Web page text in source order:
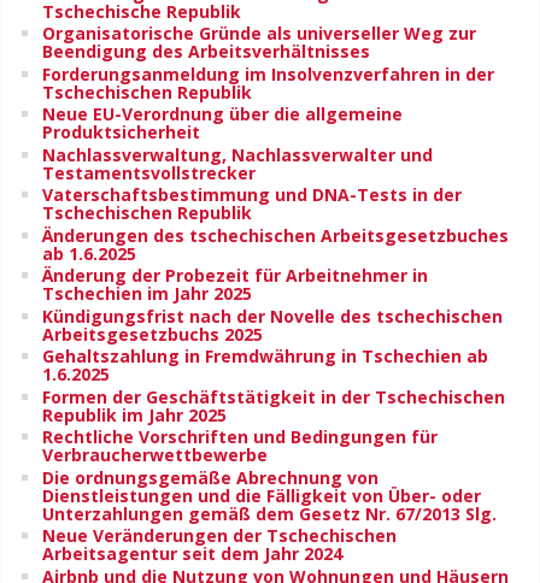
Tschechische Republik
Organisatorische Gründe als universeller Weg zur
Beendigung des Arbeitsverhältnisses
Forderungsanmeldung im Insolvenzverfahren in der
Tschechischen Republik
Neue EU-Verordnung über die allgemeine
Produktsicherheit
Nachlassverwaltung, Nachlassverwalter und
Testamentsvollstrecker
Vaterschaftsbestimmung und DNA-Tests in der
Tschechischen Republik
Änderungen des tschechischen Arbeitsgesetzbuches
ab 1.6.2025
Änderung der Probezeit für Arbeitnehmer in
Tschechien im Jahr 2025
Kündigungsfrist nach der Novelle des tschechischen
Arbeitsgesetzbuchs 2025
Gehaltszahlung in Fremdwährung in Tschechien ab
1.6.2025
Formen der Geschäftstätigkeit in der Tschechischen
Republik im Jahr 2025
Rechtliche Vorschriften und Bedingungen für
Verbraucherwettbewerbe
Die ordnungsgemäße Abrechnung von
Dienstleistungen und die Fälligkeit von Über- oder
Unterzahlungen gemäß dem Gesetz Nr. 67/2013 Slg.
Neue Veränderungen der Tschechischen
Arbeitsagentur seit dem Jahr 2024
Airbnb und die Nutzung von Wohnungen und Häusern